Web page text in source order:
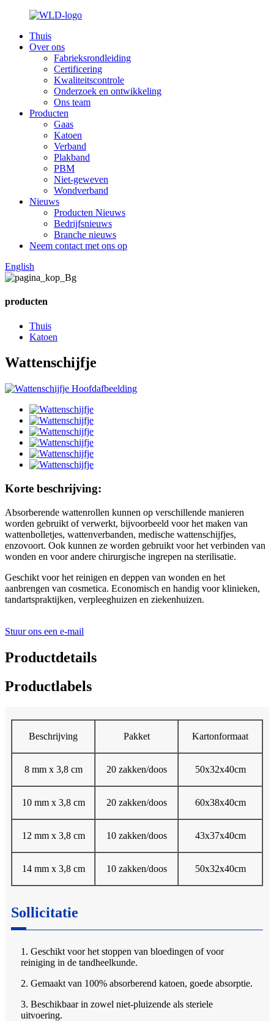
Thuis
Over ons
Fabrieksrondleiding
Certificering
Kwaliteitscontrole
Onderzoek en ontwikkeling
Ons team
Producten
Gaas
Katoen
Verband
Plakband
PBM
Niet-geweven
Wondverband
Nieuws
Producten Nieuws
Bedrijfsnieuws
Branche nieuws
Neem contact met ons op
English
producten
Thuis
Katoen
Wattenschijfje
Korte beschrijving:
Absorberende wattenrollen kunnen op verschillende manieren
worden gebruikt of verwerkt, bijvoorbeeld voor het maken van
wattenbolletjes, wattenverbanden, medische wattenschijfjes,
enzovoort. Ook kunnen ze worden gebruikt voor het verbinden van
wonden en voor andere chirurgische ingrepen na sterilisatie.
Geschikt voor het reinigen en deppen van wonden en het
aanbrengen van cosmetica. Economisch en handig voor klinieken,
tandartspraktijken, verpleeghuizen en ziekenhuizen.
Stuur ons een e-mail
Productdetails
Productlabels
Beschrijving Pakket Kartonformaat
8 mm x 3,8 cm 20 zakken/doos 50x32x40cm
10 mm x 3,8 cm 20 zakken/doos 60x38x40cm
12 mm x 3,8 cm 10 zakken/doos 43x37x40cm
14 mm x 3,8 cm 10 zakken/doos 50x32x40cm
Sollicitatie
1. Geschikt voor het stoppen van bloedingen of voor
reiniging in de tandheelkunde.
2. Gemaakt van 100% absorberend katoen, goede absorptie.
3. Beschikbaar in zowel niet-pluizende als steriele
uitvoering.